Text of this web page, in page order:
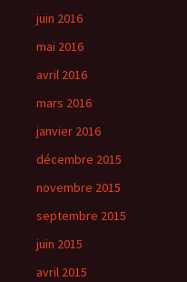
juin 2016
mai 2016
avril 2016
mars 2016
janvier 2016
décembre 2015
novembre 2015
septembre 2015
juin 2015
avril 2015